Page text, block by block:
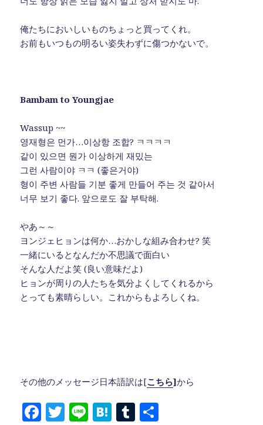
俺たちにおいしいものちょっと買ってくれ。
お前もいつもの明るい姿失わずに傷つかないで。
Bambam to Youngjae
Wassup ~~
영재형은 먼가…이상항 조합? ㅋㅋㅋㅋ
같이 있으면 뭔가 이상하게 재밌는
그런 사람이야 ㅋㅋ (좋은거야)
형이 주변 사람들 기분 좋게 만들어 주는 것 같아서
너무 보기 좋다. 앞으로도 잘 부탁해.
やあ～～
ヨンジェヒョンは何か…おかしな組み合わせ? 笑
一緒にいるとなんだか不思議で面白い
そんな人だよ笑 (良い意味だよ)
ヒョンが周りの人たちを気分よくしてくれるから
とっても素晴らしい。これからもよろしくね。
その他のメッセージ日本語訳は[こちら]から
F T Li H T